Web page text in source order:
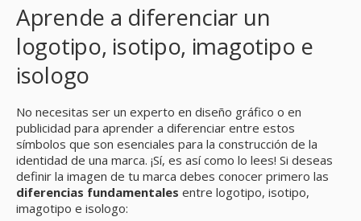
Aprende a diferenciar un
logotipo, isotipo, imagotipo e
isologo
No necesitas ser un experto en diseño gráfico o en
publicidad para aprender a diferenciar entre estos
símbolos que son esenciales para la construcción de la
identidad de una marca. ¡Sí, es así como lo lees! Si deseas
definir la imagen de tu marca debes conocer primero las
diferencias fundamentales entre logotipo, isotipo,
imagotipo e isologo: